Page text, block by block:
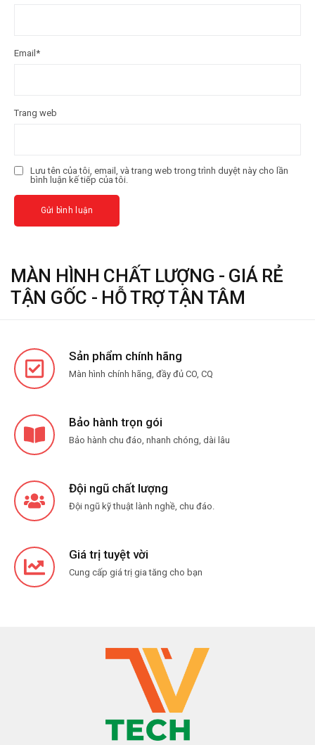
Email*
Trang web
Lưu tên của tôi, email, và trang web trong trình duyệt này cho lần
bình luận kế tiếp của tôi.
MÀN HÌNH CHẤT LƯỢNG - GIÁ RẺ
TẬN GỐC - HỖ TRỢ TẬN TÂM
Sản phẩm chính hãng
Màn hình chính hãng, đầy đủ CO, CQ
Bảo hành trọn gói
Bảo hành chu đáo, nhanh chóng, dài lâu
Đội ngũ chất lượng
Đội ngũ kỹ thuật lành nghề, chu đáo.
Giá trị tuyệt vời
Cung cấp giá trị gia tăng cho bạn